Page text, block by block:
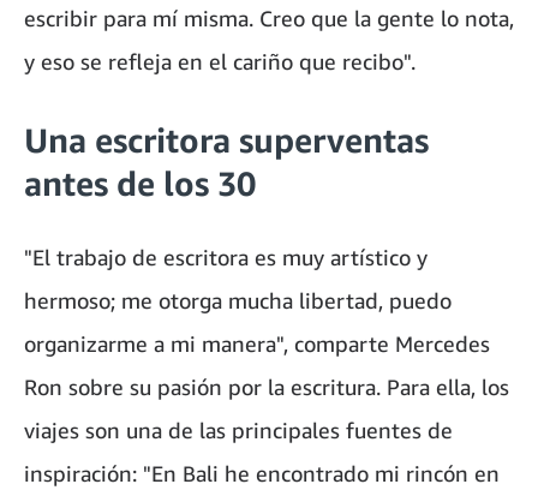
escribir para mí misma. Creo que la gente lo nota,
y eso se refleja en el cariño que recibo".
Una escritora superventas
antes de los 30
"El trabajo de escritora es muy artístico y
hermoso; me otorga mucha libertad, puedo
organizarme a mi manera", comparte Mercedes
Ron sobre su pasión por la escritura. Para ella, los
viajes son una de las principales fuentes de
inspiración: "En Bali he encontrado mi rincón en